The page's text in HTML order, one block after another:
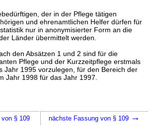
der in der Pflege tätigen
und ehrenamtlichen Helfer dürfen für
nur in anonymisierter Form an die
Länder übermittelt werden.
den Absätzen 1 und 2 sind für die
Pflege und der Kurzzeitpflege erstmals
Jahr 1995 vorzulegen, für den Bereich der
Jahr 1998 für das Jahr 1997.
§ 109 nächste Fassung von § 109 →